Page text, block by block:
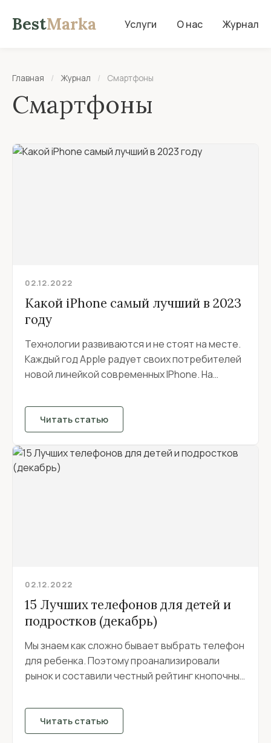
BestMarka Услуги О нас Журнал
Главная / Журнал / Смартфоны
Смартфоны
02.12.2022
Какой iPhone самый лучший в 2023
году
Технологии развиваются и не стоят на месте.
Каждый год Apple радует своих потребителей
новой линейкой современных IPhone. На
Читать статью
02.12.2022
15 Лучших телефонов для детей и
подростков (декабрь)
Мы знаем как сложно бывает выбрать телефон
для ребенка. Поэтому проанализировали
рынок и составили честный рейтинг кнопочных
Читать статью